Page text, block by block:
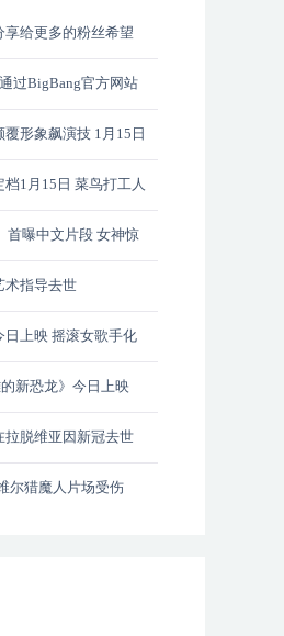
给更多的粉丝希望
过BigBang官方网站
形象飙演技 1月15日
档1月15日 菜鸟打工人
首曝中文片段 女神惊
术指导去世
日上映 摇滚女歌手化
新恐龙》今日上映
拉脱维亚因新冠去世
尔猎魔人片场受伤